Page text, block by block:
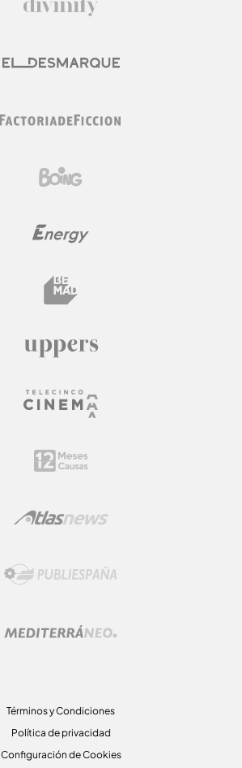
Términos y Condiciones
Política de privacidad
Configuración de Cookies